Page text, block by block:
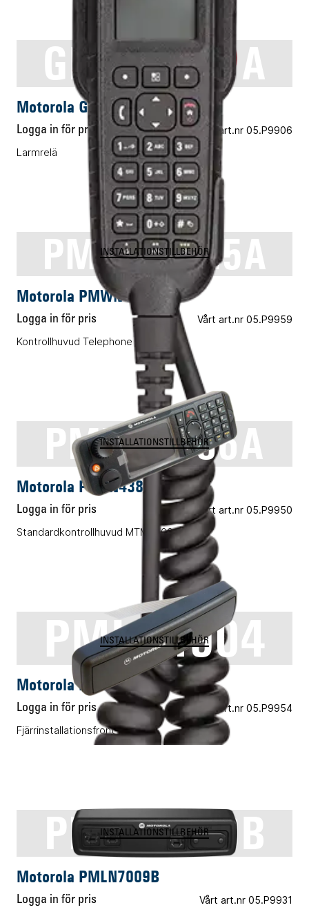
GMLN5091A
INSTALLATIONSTILLBEHÖR
Motorola GMLN5091A
Logga in för pris Vårt art.nr 05.P9906
Larmrelä
PMWN4025A
INSTALLATIONSTILLBEHÖR
Motorola PMWN4025A
Logga in för pris Vårt art.nr 05.P9959
Kontrollhuvud Telephone Style
PMVN4386A
INSTALLATIONSTILLBEHÖR
Motorola PMVN4386A
Logga in för pris Vårt art.nr 05.P9950
Standardkontrollhuvud MTM5400
PMLN4904
INSTALLATIONSTILLBEHÖR
Motorola PMLN4904
Logga in för pris Vårt art.nr 05.P9954
Fjärrinstallationsfront
PMLN7009B
INSTALLATIONSTILLBEHÖR
Motorola PMLN7009B
Logga in för pris Vårt art.nr 05.P9931